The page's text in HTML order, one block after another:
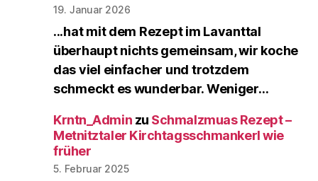
19. Januar 2026
...hat mit dem Rezept im Lavanttal
überhaupt nichts gemeinsam, wir koche
das viel einfacher und trotzdem
schmeckt es wunderbar. Weniger…
Krntn_Admin zu Schmalzmuas Rezept –
Metnitztaler Kirchtagsschmankerl wie
früher
5. Februar 2025